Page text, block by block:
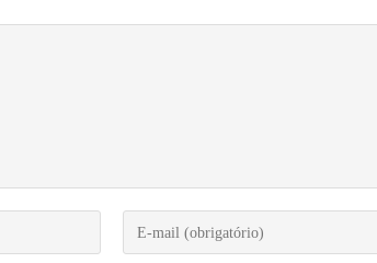
Digite
seu